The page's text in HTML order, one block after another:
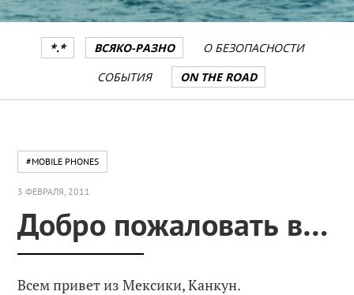
*.* ВСЯКО-РАЗНО
О БЕЗОПАСНОСТИ
СОБЫТИЯ
ON THE ROAD
#MOBILE PHONES
3 ФЕВРАЛЯ, 2011
Добро пожаловать в…
Всем привет из Мексики, Канкун.